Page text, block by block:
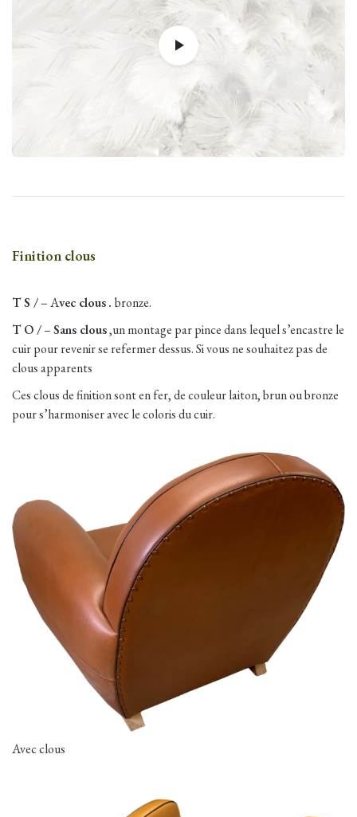
Finition clous
T S /– Avec clous. bronze.
T O /–Sans clous,un montage par pince dans lequel s’encastre le
cuir pour revenir se refermer dessus. Si vous ne souhaitez pas de
clous apparents
Ces clous de finition sont en fer, de couleur laiton, brun ou bronze
pour s’harmoniser avec le coloris du cuir.
Avec clous